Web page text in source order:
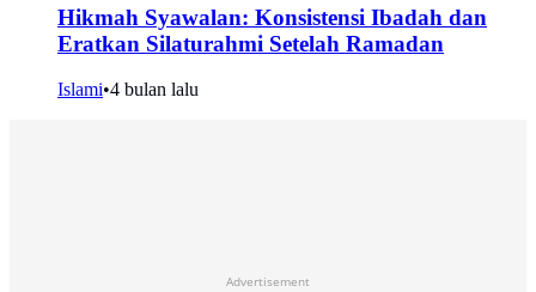
Hikmah Syawalan: Konsistensi Ibadah dan
Eratkan Silaturahmi Setelah Ramadan
Islami•4 bulan lalu
Advertisement